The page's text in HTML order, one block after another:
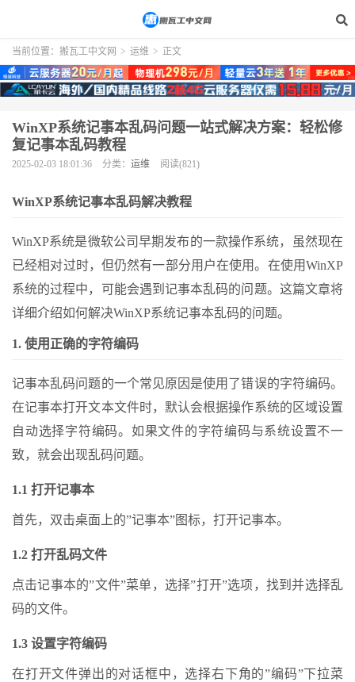
当前位置： 搬瓦工中文网 > 运维 > 正文
WinXP系统记事本乱码问题一站式解决方案：轻松修
复记事本乱码教程
2025-02-03 18:01:36 分类： 运维 阅读(821)
WinXP系统记事本乱码解决教程
WinXP系统是微软公司早期发布的一款操作系统，虽然现在
已经相对过时，但仍然有一部分用户在使用。在使用WinXP
系统的过程中，可能会遇到记事本乱码的问题。这篇文章将
详细介绍如何解决WinXP系统记事本乱码的问题。
1. 使用正确的字符编码
记事本乱码问题的一个常见原因是使用了错误的字符编码。
在记事本打开文本文件时，默认会根据操作系统的区域设置
自动选择字符编码。如果文件的字符编码与系统设置不一
致，就会出现乱码问题。
1.1 打开记事本
首先，双击桌面上的”记事本”图标，打开记事本。
1.2 打开乱码文件
点击记事本的”文件”菜单，选择”打开”选项，找到并选择乱
码的文件。
1.3 设置字符编码
在打开文件弹出的对话框中，选择右下角的”编码”下拉菜